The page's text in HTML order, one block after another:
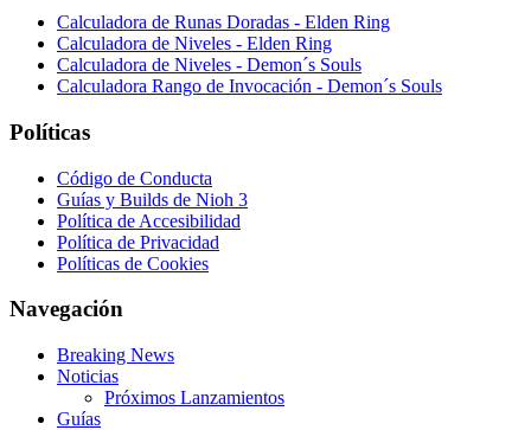
Calculadora de Runas Doradas - Elden Ring
Calculadora de Niveles - Elden Ring
Calculadora de Niveles - Demon´s Souls
Calculadora Rango de Invocación - Demon´s Souls
Políticas
Código de Conducta
Guías y Builds de Nioh 3
Política de Accesibilidad
Política de Privacidad
Políticas de Cookies
Navegación
Breaking News
Noticias
Próximos Lanzamientos
Guías